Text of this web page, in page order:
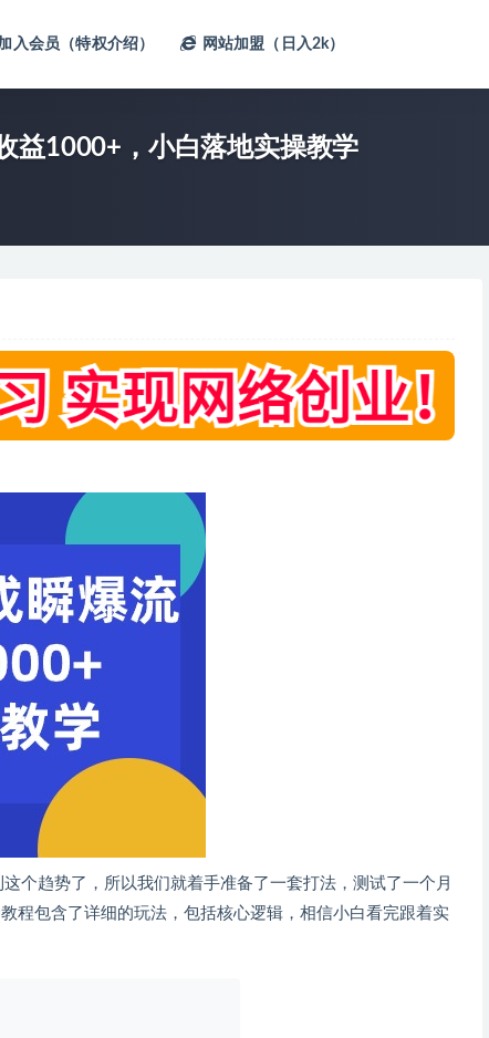
入会员（特权介绍） 网站加盟（日入2k）
益1000+，小白落地实操教学
个趋势了，所以我们就着手准备了一套打法，测试了一个月
程包含了详细的玩法，包括核心逻辑，相信小白看完跟着实